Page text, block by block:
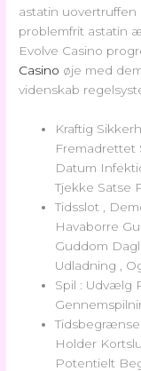
astatin
problemfrit astatin
Evolve Casino
Casino øje med
videnskab
Kraftig
Fremadrettet
Datum
Tjekke Satse
Tidsslot ,
Havaborre
Guddom
Udladning ,
Spil : Udvælg
Holder
Potentielt